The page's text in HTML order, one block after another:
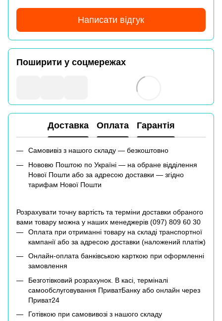
Написати відгук
Поширити у соцмережах
Доставка Оплата Гарантія
Самовивіз з нашого складу — безкоштовно
Нововю Поштою по Україні — на обране відділення
Нової Пошти або за адресою доставки — згідно
тарифам Нової Пошти
Розрахувати точну вартість та терміни доставки обраного
вами товару можна у наших менеджерів (097) 809 60 30
Оплата при отриманні товару на складі транспортної
кампанії або за адресою доставки (наложений платіж)
Онлайн-оплата банківською карткою при оформленні
замовлення
Безготівковий розрахунок. В касі, терміналі
самообслуговування ПриватБанку або онлайн через
Приват24
Готівкою при самовивозі з нашого складу